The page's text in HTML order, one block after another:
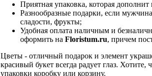
Приятная упаковка, которая
Разнообразные подарки, если
сладости, фрукты;
Удобная оплата наличным и
оформить на Floristum.ru, причем
Цветы - отличный подарок и элемент
красивый букет всегда радует глаз.
упаковки коробку или корзину.